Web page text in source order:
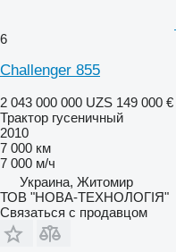
6
Challenger 855
2 043 000 000 UZS 149 000 €
Трактор гусеничный
2010
7 000 км
7 000 м/ч
Украина, Житомир
ТОВ "НОВА-ТЕХНОЛОГІЯ"
Связаться с продавцом